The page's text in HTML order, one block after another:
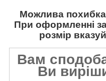
Можлива
При оформленні
розмір
Вам
Ви